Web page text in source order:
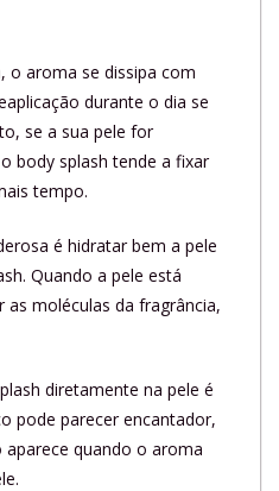
o aroma se dissipa com
durante o dia se
se a sua pele for
body splash tende a fixar
tempo.
é hidratar bem a pele
Quando a pele está
moléculas da fragrância,
diretamente na pele é
pode parecer encantador,
quando o aroma